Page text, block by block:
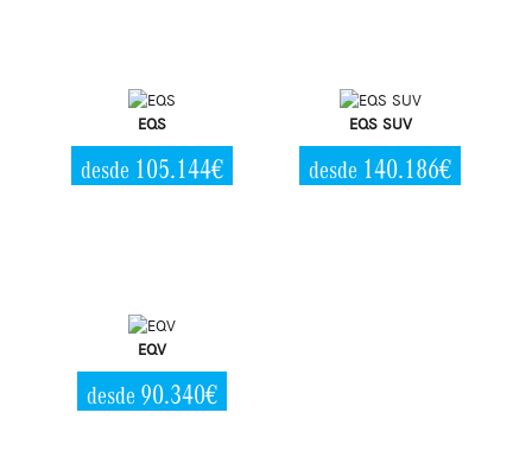
EQS
desde 105.144€
EQS SUV
desde 140.186€
EQV
desde 90.340€